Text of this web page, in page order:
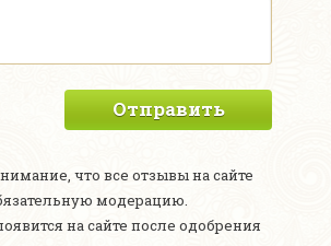
Отправить
что все отзывы на сайте
модерацию.
на сайте после одобрения